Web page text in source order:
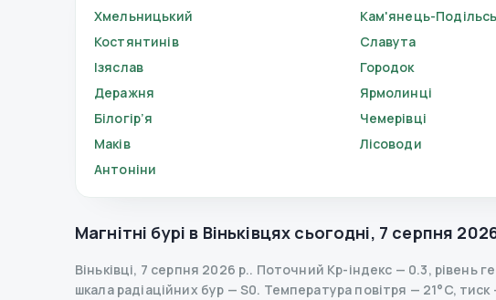
Хмельницький Кам'янець-
Костянтинів
Славута
Ізяслав
Городок
Деражня
Ярмолинці
Білогір’я
Чемерівці
Маків
Лісоводи
Антоніни
Магнітні бурі в Віньківцях сьогодні, 7 серпня
Віньківці, 7 серпня 2026 р.. Поточний Kp-індекс — 0.3, рівень
шкала радіаційних бур — S0. Температура повітря — 21°C,